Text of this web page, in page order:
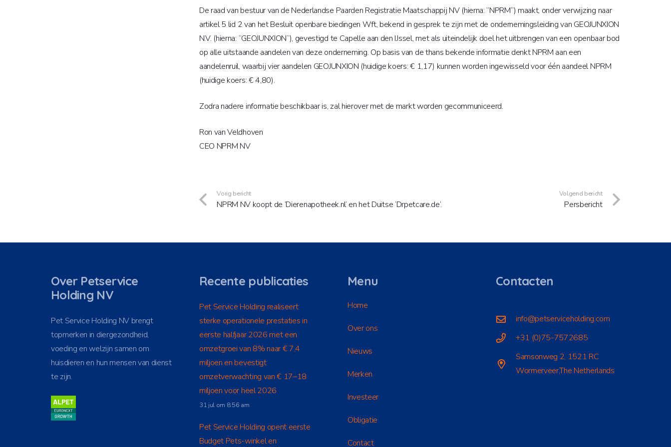
De raad van bestuur van de Nederlandse Paarden Registratie Maatschappij NV (hierna: “NPRM”) maakt, onder verwijzing naar
artikel 5 lid 2 van het Besluit openbare biedingen Wft, bekend in gesprek te zijn met de ondernemingsleiding van GEOJUNXION
N.V. (hierna: “GEOJUNXION”), gevestigd te Capelle aan den IJssel, met als uiteindelijk doel het uitbrengen van een openbaar bod
op alle uitstaande aandelen van deze onderneming. Op basis van de thans bekende informatie denkt NPRM aan een
aandelenruil, waarbij vier aandelen GEOJUNXION (huidige koers: € 1,17) kunnen worden ingewisseld voor één aandeel NPRM
(huidige koers: € 4,80).
Zodra nadere informatie beschikbaar is, zal hierover met de markt worden gecommuniceerd.
Ron van Veldhoven
CEO NPRM NV
Vorig bericht
NPRM NV koopt de ‘Dierenapotheek.nl’ en het Duitse ‘Drpetcare.de’.
Volgend bericht
Persbericht
Over Petservice
Holding NV
Pet Service Holding NV brengt
topmerken in diergezondheid,
voeding en welzijn samen om
huisdieren en hun mensen van dienst
te zijn.
Recente publicaties
Pet Service Holding realiseert
sterke operationele prestaties in
eerste halfjaar 2026 met een
omzetgroei van 8% naar € 7,4
miljoen en bevestigt
omzetverwachting van € 17–18
miljoen voor heel 2026
31 jul om 8:56 am
Pet Service Holding opent eerste
Budget Pets-winkel en
Menu
Home
Over ons
Nieuws
Merken
Investeer
Obligatie
Contact
Contacten
info@petserviceholding.com
+31 (0)75-7572685
Samsonweg 2, 1521 RC
Wormerveer,The Netherlands